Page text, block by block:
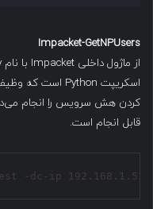
Impacket-GetNPUsers
کردن هش سرویس را انجام
قابل انجام است.
-dc-ip